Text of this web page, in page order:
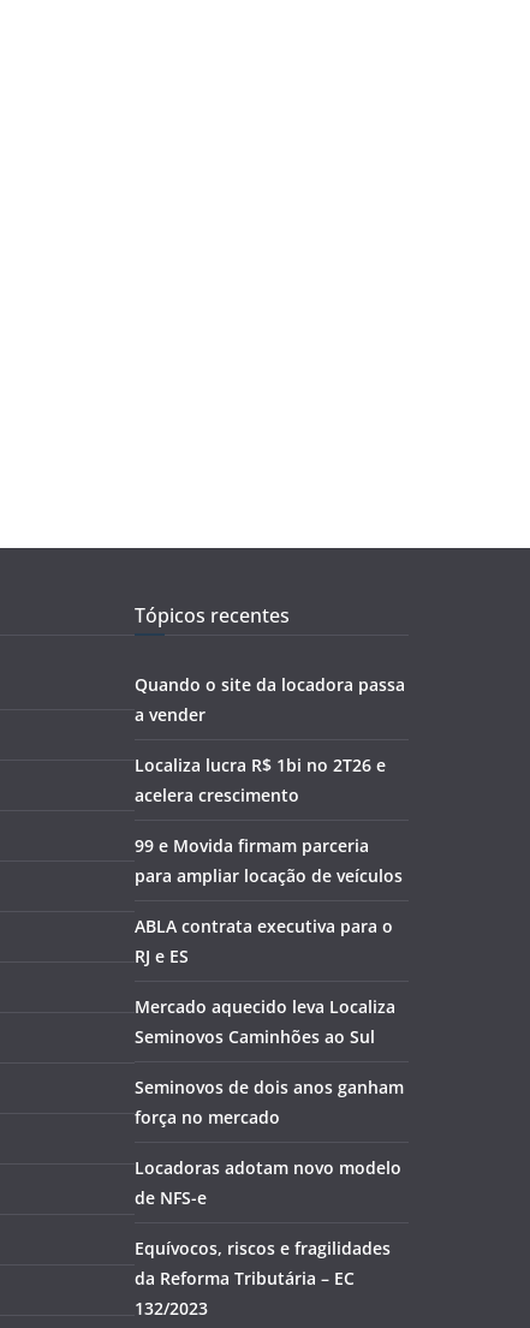
Tópicos recentes
Quando o site da locadora passa
a vender
Localiza lucra R$ 1bi no 2T26 e
acelera crescimento
99 e Movida firmam parceria
para ampliar locação de veículos
ABLA contrata executiva para o
RJ e ES
Mercado aquecido leva Localiza
Seminovos Caminhões ao Sul
Seminovos de dois anos ganham
força no mercado
Locadoras adotam novo modelo
de NFS-e
Equívocos, riscos e fragilidades
da Reforma Tributária – EC
132/2023